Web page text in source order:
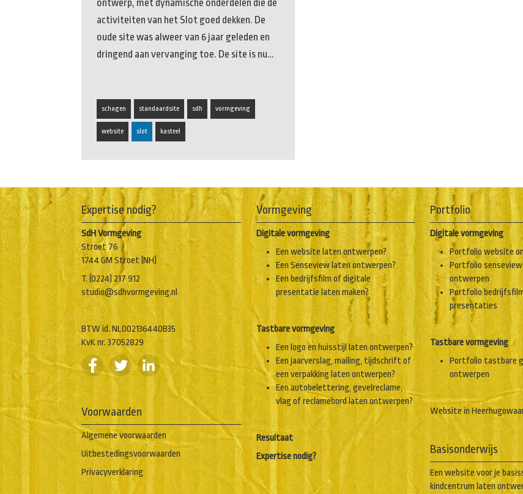
ontwerp, met dynamische onderdelen die de
activiteiten van het Slot goed dekken. De
oude site was alweer van 6 jaar geleden en
dringend aan vervanging toe. De site is nu…
schagen standaardsite sdh vormgeving
website slot kasteel
Expertise nodig?
SdH Vormgeving
Stroet 76
1744 GM Stroet (NH)
T. (0224) 217 912
studio@sdhvormgeving.nl
BTW id. NL002136440B35
KvK nr. 37052829
Voorwaarden
Algemene voorwaarden
Uitbestedingsvoorwaarden
Privacyverklaring
Vormgeving
Digitale vormgeving
Een website laten ontwerpen?
Een Senseview laten ontwerpen?
Een bedrijfsfilm of digitale
presentatie laten maken?
Tastbare vormgeving
Een logo en huisstijl laten ontwerpen?
Een jaarverslag, mailing, tijdschrift of
een verpakking laten ontwerpen?
Een autobelettering, gevelreclame,
vlag of reclamebord laten ontwerpen?
Resultaat
Expertise nodig?
Portfolio
Digitale vormgeving
Portfolio website
Portfolio
ontwerpen
Portfolio
presentaties
Tastbare vormgeving
Portfolio tastbare
ontwerpen
Website in
Basisonderwijs
Een website voor je
kindcentrum laten